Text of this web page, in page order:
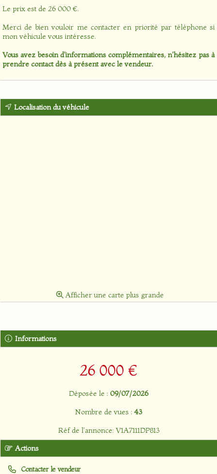
Informations
26 000 €
Déposée le : 09/07/2026
Nombre de vues : 43
Réf de l'annonce: V1A7111DP813
Actions
Contacter le vendeur
Le prix est de 26 000 €.
Merci de bien vouloir me contacter en priorité par téléphone si
mon véhicule vous intéresse.
Vous avez besoin d'informations complémentaires, n'hésitez pas à
prendre contact dès à présent avec le vendeur.
Localisation du véhicule
Afficher une carte plus grande